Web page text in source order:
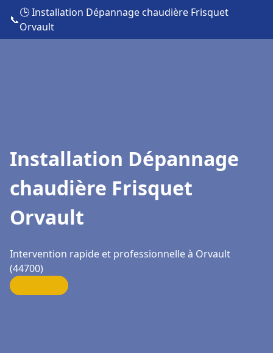
📞
🕒 Installation Dépannage chaudière Frisquet
Orvault
Installation Dépannage
chaudière Frisquet
Orvault
Intervention rapide et professionnelle à Orvault
(44700)